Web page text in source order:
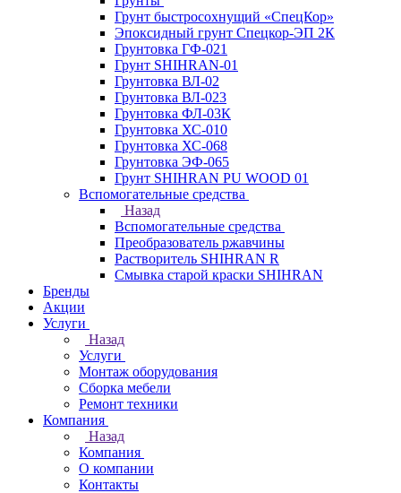
Грунт быстросохнущий «СпецКор»
Эпоксидный грунт Спецкор-ЭП 2К
Грунтовка ГФ-021
Грунт SHIHRAN-01
Грунтовка ВЛ-02
Грунтовка ВЛ-023
Грунтовка ФЛ-03К
Грунтовка ХС-010
Грунтовка ХС-068
Грунтовка ЭФ-065
Грунт SHIHRAN PU WOOD 01
Вспомогательные средства
Назад
Вспомогательные средства
Преобразователь ржавчины
Растворитель SHIHRAN R
Смывка старой краски SHIHRAN
Бренды
Акции
Услуги
Назад
Услуги
Монтаж оборудования
Сборка мебели
Ремонт техники
Компания
Назад
Компания
О компании
Контакты